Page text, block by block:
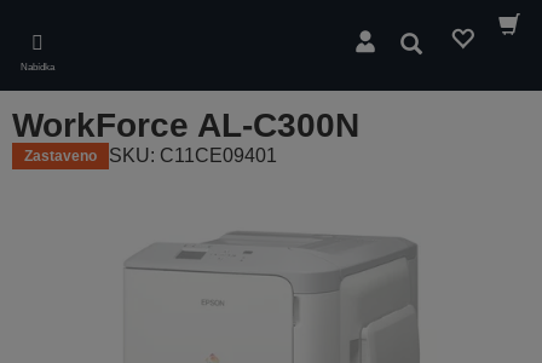
main
content
Nabídka
Hledat
WorkForce AL-C300N
Zastaveno SKU: C11CE09401